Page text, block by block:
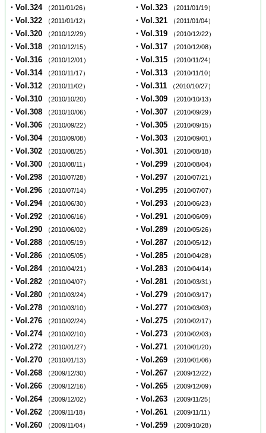
・Vol.324 （2011/01/26） ・Vol.323 （2011/01/19）
・Vol.322 （2011/01/12） ・Vol.321 （2011/01/04）
・Vol.320 （2010/12/29） ・Vol.319 （2010/12/22）
・Vol.318 （2010/12/15） ・Vol.317 （2010/12/08）
・Vol.316 （2010/12/01） ・Vol.315 （2010/11/24）
・Vol.314 （2010/11/17） ・Vol.313 （2010/11/10）
・Vol.312 （2010/11/02） ・Vol.311 （2010/10/27）
・Vol.310 （2010/10/20） ・Vol.309 （2010/10/13）
・Vol.308 （2010/10/06） ・Vol.307 （2010/09/29）
・Vol.306 （2010/09/22） ・Vol.305 （2010/09/15）
・Vol.304 （2010/09/08） ・Vol.303 （2010/09/01）
・Vol.302 （2010/08/25） ・Vol.301 （2010/08/18）
・Vol.300 （2010/08/11） ・Vol.299 （2010/08/04）
・Vol.298 （2010/07/28） ・Vol.297 （2010/07/21）
・Vol.296 （2010/07/14） ・Vol.295 （2010/07/07）
・Vol.294 （2010/06/30） ・Vol.293 （2010/06/23）
・Vol.292 （2010/06/16） ・Vol.291 （2010/06/09）
・Vol.290 （2010/06/02） ・Vol.289 （2010/05/26）
・Vol.288 （2010/05/19） ・Vol.287 （2010/05/12）
・Vol.286 （2010/05/05） ・Vol.285 （2010/04/28）
・Vol.284 （2010/04/21） ・Vol.283 （2010/04/14）
・Vol.282 （2010/04/07） ・Vol.281 （2010/03/31）
・Vol.280 （2010/03/24） ・Vol.279 （2010/03/17）
・Vol.278 （2010/03/10） ・Vol.277 （2010/03/03）
・Vol.276 （2010/02/24） ・Vol.275 （2010/02/17）
・Vol.274 （2010/02/10） ・Vol.273 （2010/02/03）
・Vol.272 （2010/01/27） ・Vol.271 （2010/01/20）
・Vol.270 （2010/01/13） ・Vol.269 （2010/01/06）
・Vol.268 （2009/12/30） ・Vol.267 （2009/12/22）
・Vol.266 （2009/12/16） ・Vol.265 （2009/12/09）
・Vol.264 （2009/12/02） ・Vol.263 （2009/11/25）
・Vol.262 （2009/11/18） ・Vol.261 （2009/11/11）
・Vol.260 （2009/11/04） ・Vol.259 （2009/10/28）